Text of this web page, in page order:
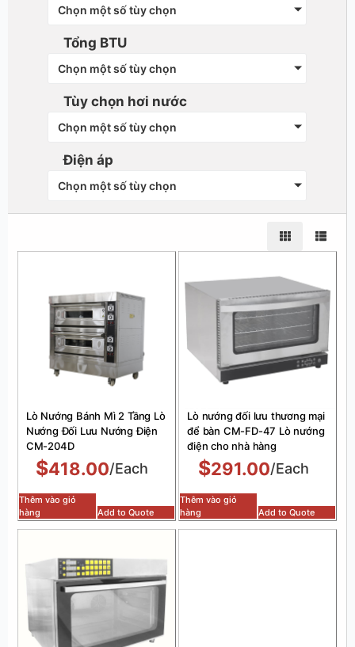
Chọn một số tùy chọn
Tổng BTU
Chọn một số tùy chọn
Tùy chọn hơi nước
Chọn một số tùy chọn
Điện áp
Chọn một số tùy chọn
Lò Nướng Bánh Mì 2 Tầng Lò
Nướng Đối Lưu Nướng Điện
CM-204D
$418.00/Each
Thêm vào giỏ
hàng
Add to Quote
Lò nướng đối lưu thương mại
để bàn CM-FD-47 Lò nướng
điện cho nhà hàng
$291.00/Each
Thêm vào giỏ
hàng
Add to Quote